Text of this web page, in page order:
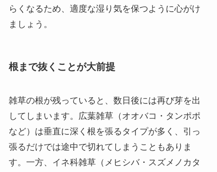
らくなるため、適度な湿り気を保つように心がけ
ましょう。
根まで抜くことが大前提
雑草の根が残っていると、数日後には再び芽を出
してしまいます。広葉雑草（オオバコ・タンポポ
など）は垂直に深く根を張るタイプが多く、引っ
張るだけでは途中で切れてしまうこともありま
す。一方、イネ科雑草（メヒシバ・スズメノカタ